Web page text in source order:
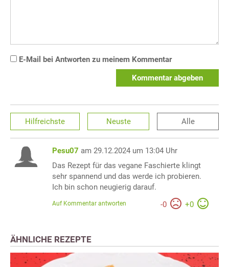
E-Mail bei Antworten zu meinem Kommentar
Kommentar abgeben
Hilfreichste Neuste Alle
Pesu07 am 29.12.2024 um 13:04 Uhr
Das Rezept für das vegane Faschierte klingt
sehr spannend und das werde ich probieren.
Ich bin schon neugierig darauf.
-0 +0
Auf Kommentar antworten
ÄHNLICHE REZEPTE